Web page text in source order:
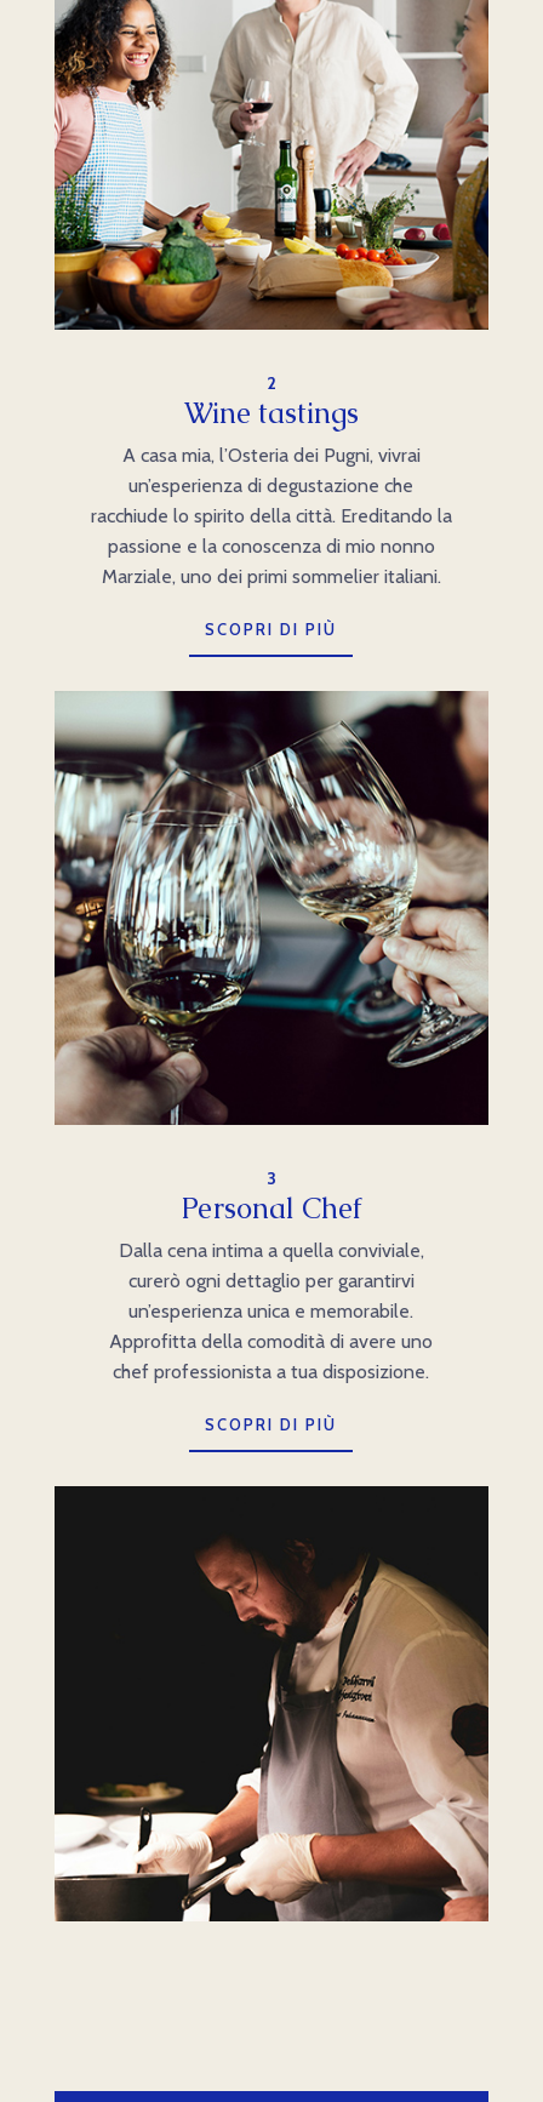
2
Wine tastings
A casa mia, l’Osteria dei Pugni, vivrai
un’esperienza di degustazione che
racchiude lo spirito della città. Ereditando la
passione e la conoscenza di mio nonno
Marziale, uno dei primi sommelier italiani.
SCOPRI DI PIÙ
3
Personal Chef
Dalla cena intima a quella conviviale,
curerò ogni dettaglio per garantirvi
un’esperienza unica e memorabile.
Approfitta della comodità di avere uno
chef professionista a tua disposizione.
SCOPRI DI PIÙ